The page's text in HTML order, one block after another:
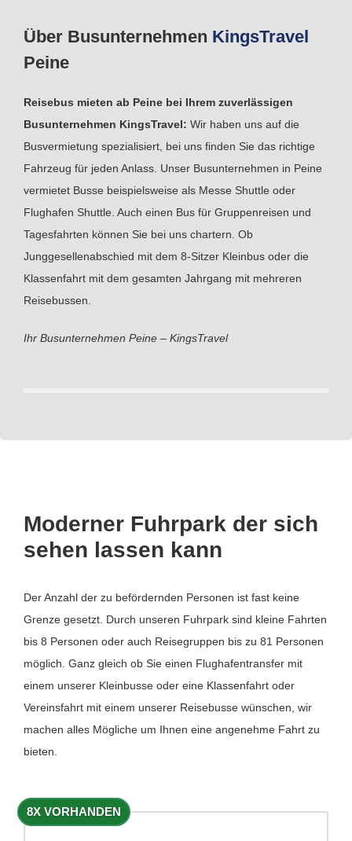
Über Busunternehmen KingsTravel
Peine
Reisebus mieten ab Peine bei Ihrem zuverlässigen
Busunternehmen KingsTravel: Wir haben uns auf die
Busvermietung spezialisiert, bei uns finden Sie das richtige
Fahrzeug für jeden Anlass. Unser Busunternehmen in Peine
vermietet Busse beispielsweise als Messe Shuttle oder
Flughafen Shuttle. Auch einen Bus für Gruppenreisen und
Tagesfahrten können Sie bei uns chartern. Ob
Junggesellenabschied mit dem 8-Sitzer Kleinbus oder die
Klassenfahrt mit dem gesamten Jahrgang mit mehreren
Reisebussen.
Ihr Busunternehmen Peine – KingsTravel
Moderner Fuhrpark der sich
sehen lassen kann
Der Anzahl der zu befördernden Personen ist fast keine
Grenze gesetzt. Durch unseren Fuhrpark sind kleine Fahrten
bis 8 Personen oder auch Reisegruppen bis zu 81 Personen
möglich. Ganz gleich ob Sie einen Flughafentransfer mit
einem unserer Kleinbusse oder eine Klassenfahrt oder
Vereinsfahrt mit einem unserer Reisebusse wünschen, wir
machen alles Mögliche um Ihnen eine angenehme Fahrt zu
bieten.
8X VORHANDEN